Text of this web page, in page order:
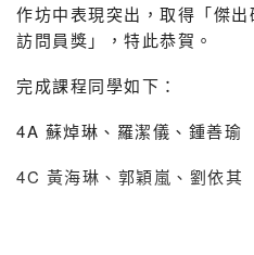
作坊中表現突出，取得「傑
訪問員獎」，特此恭賀。
完成課程同學如下：
4A 蘇焯琳、羅潔儀、鍾善瑜
4C 黃海琳、郭穎嵐、劉依其